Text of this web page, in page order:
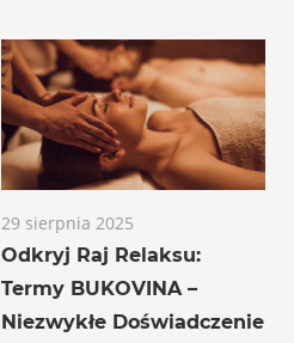
29 sierpnia 2025
Odkryj Raj Relaksu:
Termy BUKOVINA –
Niezwykłe Doświadczenie